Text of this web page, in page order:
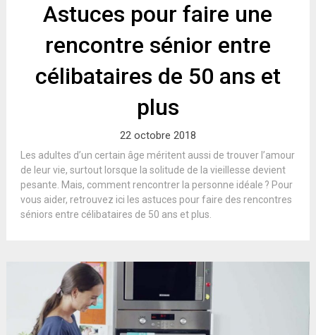
Astuces pour faire une
rencontre sénior entre
célibataires de 50 ans et
plus
22 octobre 2018
Les adultes d’un certain âge méritent aussi de trouver l’amour
de leur vie, surtout lorsque la solitude de la vieillesse devient
pesante. Mais, comment rencontrer la personne idéale ? Pour
vous aider, retrouvez ici les astuces pour faire des rencontres
séniors entre célibataires de 50 ans et plus.